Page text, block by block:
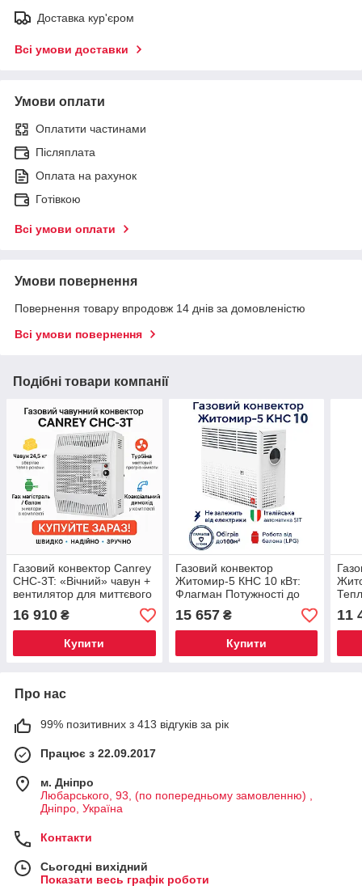
Доставка кур'єром
Всі умови доставки
Умови оплати
Оплатити частинами
Післяплата
Оплата на рахунок
Готівкою
Всі умови оплати
Умови повернення
Повернення товару впродовж 14 днів за домовленістю
Всі умови повернення
Подібні товари компанії
Газовий конвектор Canrey
CHC-3T: «Вічний» чавун +
вентилятор для миттєвого
тепла! 3 кВт, до 30 м²,
Туреччина
16 910 ₴
Купити
Газовий конвектор
Житомир-5 КНС 10 кВт:
Флагман Потужності до
100м²! 🏆 Бездимохідний
15 657₴
Купити
11
Про нас
99% позитивних з 413 відгуків за рік
Працює з 22.09.2017
м. Дніпро
Любарського, 93, (по попередньому замовленню) ,
Дніпро, Україна
Контакти
Сьогодні вихідний
Показати весь графік роботи